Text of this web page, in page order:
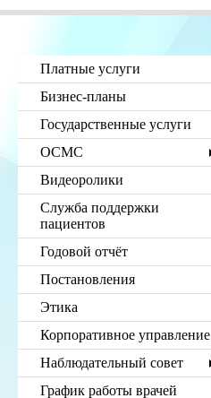
Платные услуги
Бизнес-планы
Государственные услуги
ОСМС
Видеоролики
Служба поддержки
пациентов
Годовой отчёт
Постановления
Этика
Корпоративное управление
Наблюдательный совет
График работы врачей